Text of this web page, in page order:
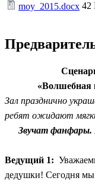
moy_2015.docx 42
«Волшебная
Зал празднично
ребят ожидают
Звучат фанфары.
Ведущий 1:
дедушки! Сегодня мы